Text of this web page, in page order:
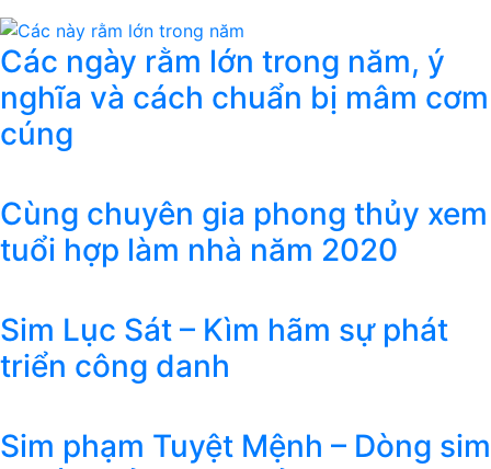
Các ngày rằm lớn trong năm, ý
nghĩa và cách chuẩn bị mâm cơm
cúng
Cùng chuyên gia phong thủy xem
tuổi hợp làm nhà năm 2020
Sim Lục Sát – Kìm hãm sự phát
triển công danh
Sim phạm Tuyệt Mệnh – Dòng sim